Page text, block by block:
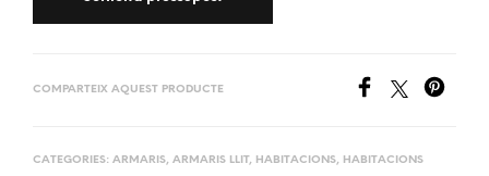
COMPARTEIX AQUEST PRODUCTE
CATEGORIES: ARMARIS, ARMARIS LLIT, HABITACIONS, HABITACIONS